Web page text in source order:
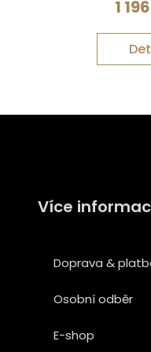
1 196
Více
Doprava &
Osobní odběr
E-shop